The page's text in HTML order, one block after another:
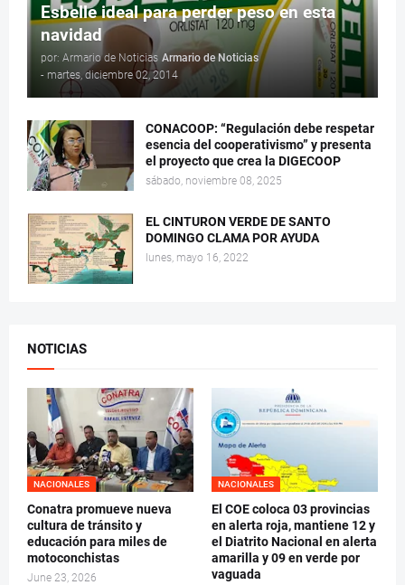
Esbelle ideal para perder peso en esta
navidad
por: Armario de Noticias Armario de Noticias
- martes, diciembre 02, 2014
CONACOOP: “Regulación debe respetar
esencia del cooperativismo” y presenta
el proyecto que crea la DIGECOOP
sábado, noviembre 08, 2025
EL CINTURON VERDE DE SANTO
DOMINGO CLAMA POR AYUDA
lunes, mayo 16, 2022
NOTICIAS
NACIONALES
Conatra promueve nueva
cultura de tránsito y
educación para miles de
motoconchistas
June 23, 2026
NACIONALES
El COE coloca 03 provincias
en alerta roja, mantiene 12 y
el Diatrito Nacional en alerta
amarilla y 09 en verde por
vaguada